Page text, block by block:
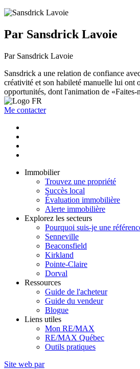
Par Sansdrick Lavoie
Par Sansdrick Lavoie
Sansdrick a une relation de confiance
créativité et son habileté manuelle lui ont
opportunités, dont l'animation de «Faites-
Me contacter
Immobilier
Trouvez une propriété
Succès local
Évaluation immobilière
Alerte immobilière
Explorez les secteurs
Pourquoi suis-je une
Senneville
Beaconsfield
Kirkland
Pointe-Claire
Dorval
Ressources
Guide de l'acheteur
Guide du vendeur
Blogue
Liens utiles
Mon RE/MAX
RE/MAX Québec
Outils pratiques
Site web par